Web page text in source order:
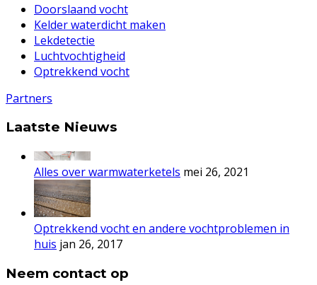
Doorslaand vocht
Kelder waterdicht maken
Lekdetectie
Luchtvochtigheid
Optrekkend vocht
Partners
Laatste Nieuws
Alles over warmwaterketels mei 26, 2021
Optrekkend vocht en andere vochtproblemen in
huis jan 26, 2017
Neem contact op